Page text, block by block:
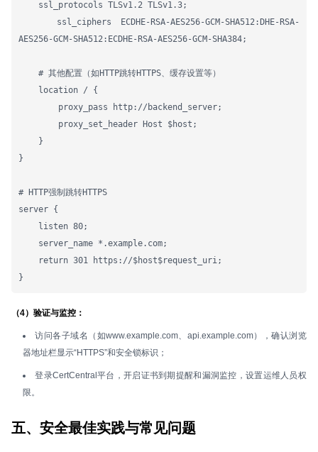
AES256-GCM-SHA512:ECDHE-RSA-AES256-GCM-SHA384;
}
# HTTP强制跳转HTTPS
server {
}
（4）验证与监控：
访问各子域名（如www.example.com、api.example.com），确认浏览
器地址栏显示“HTTPS”和安全锁标识；
登录CertCentral平台，开启证书到期提醒和漏洞监控，设置运维人员权
限。
五、安全最佳实践与常见问题